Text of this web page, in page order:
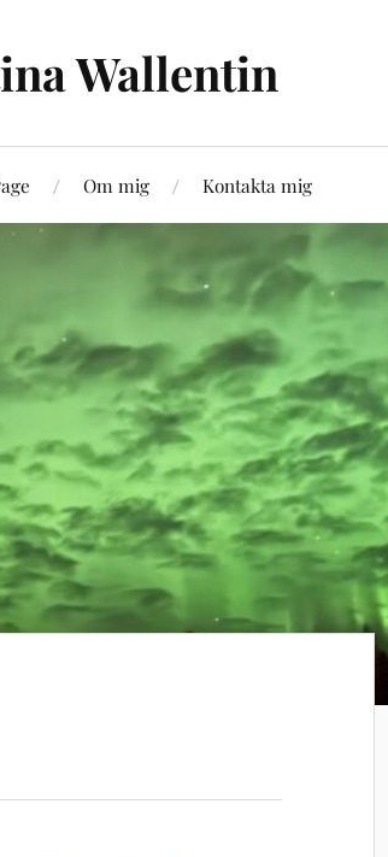
Wallentin
Om mig Kontakta mig